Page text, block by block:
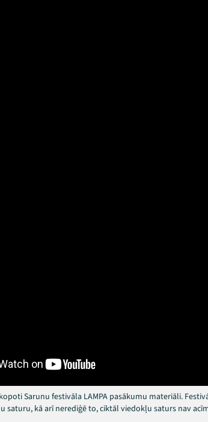
Sarunu festivāla LAMPA pasākumu materiāli.
saturu, kā arī nerediģē to, ciktāl viedokļu saturs nav